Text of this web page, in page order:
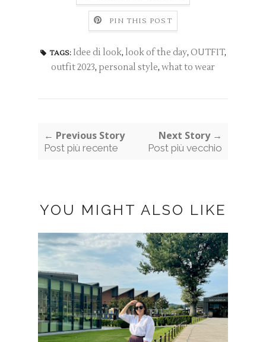
PIN THIS POST
TAGS: Idee di look, look of the day, OUTFIT,
outfit 2023, personal style, what to wear
← Previous Story
Post più recente
Next Story →
Post più vecchio
YOU MIGHT ALSO LIKE